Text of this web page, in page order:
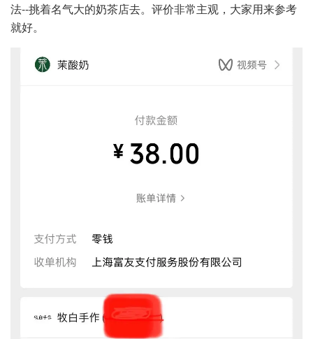
法--挑着名气大的奶茶店去。评价非常主观，大家用来参考
就好。